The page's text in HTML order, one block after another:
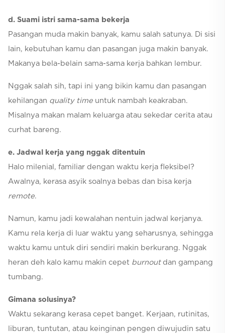
d. Suami istri sama-sama bekerja
Pasangan muda makin banyak, kamu salah satunya. Di sisi
lain, kebutuhan kamu dan pasangan juga makin banyak.
Makanya bela-belain sama-sama kerja bahkan lembur.
Nggak salah sih, tapi ini yang bikin kamu dan pasangan
kehilangan quality time untuk nambah keakraban.
Misalnya makan malam keluarga atau sekedar cerita atau
curhat bareng.
e. Jadwal kerja yang nggak ditentuin
Halo milenial, familiar dengan waktu kerja fleksibel?
Awalnya, kerasa asyik soalnya bebas dan bisa kerja
remote.
Namun, kamu jadi kewalahan nentuin jadwal kerjanya.
Kamu rela kerja di luar waktu yang seharusnya, sehingga
waktu kamu untuk diri sendiri makin berkurang. Nggak
heran deh kalo kamu makin cepet burnoutdan gampang
tumbang.
Gimana solusinya?
Waktu sekarang kerasa cepet banget. Kerjaan, rutinitas,
liburan, tuntutan, atau keinginan pengen diwujudin satu